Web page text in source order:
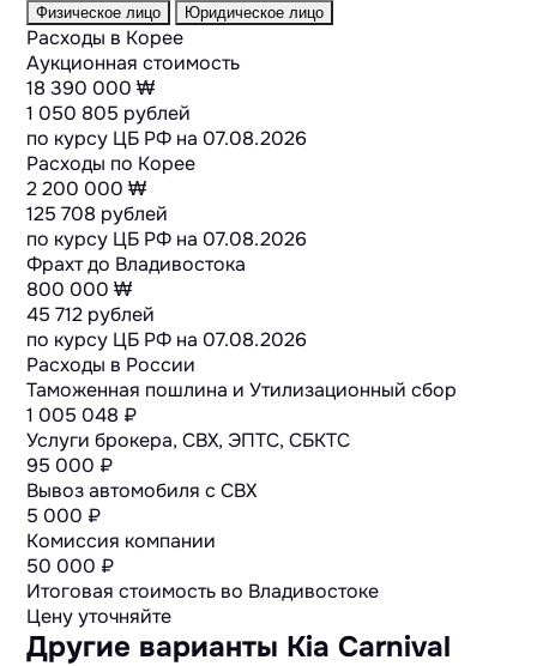
Физическое лицо Юридическое лицо
Расходы в Корее
Аукционная стоимость
18 390 000 ₩
1 050 805 рублей
по курсу ЦБ РФ на 07.08.2026
Расходы по Корее
2 200 000 ₩
125 708 рублей
по курсу ЦБ РФ на 07.08.2026
Фрахт до Владивостока
800 000 ₩
45 712 рублей
по курсу ЦБ РФ на 07.08.2026
Расходы в России
Таможенная пошлина и Утилизационный сбор
1 005 048 ₽
Услуги брокера, СВХ, ЭПТС, СБКТС
95 000 ₽
Вывоз автомобиля с СВХ
5 000 ₽
Комиссия компании
50 000 ₽
Итоговая стоимость во Владивостоке
Цену уточняйте
Другие варианты Kia Carnival